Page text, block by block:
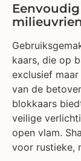
kaars, die op
exclusief
van de
blokkaars
veilige
open vlam.
voor rustieke,